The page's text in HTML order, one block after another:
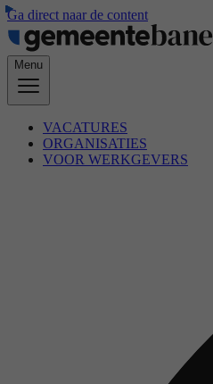
Ga direct naar de content
Menu
VACATURES
ORGANISATIES
VOOR WERKGEVERS